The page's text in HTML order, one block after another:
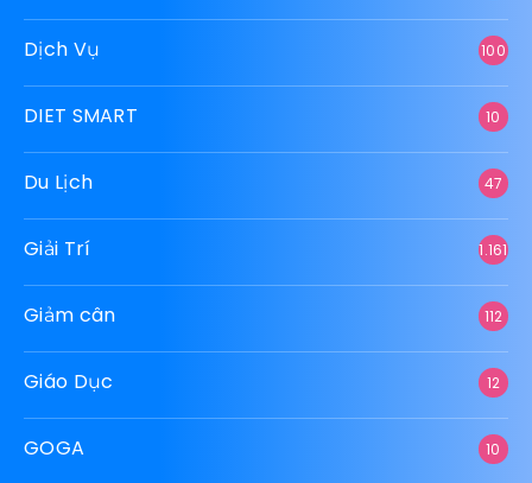
Dịch Vụ 100
DIET SMART 10
Du Lịch 47
Giải Trí 1.161
Giảm cân 112
Giáo Dục 12
GOGA 10